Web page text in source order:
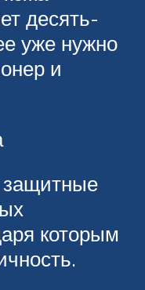
десять-
уже нужно
и
защитные
которым